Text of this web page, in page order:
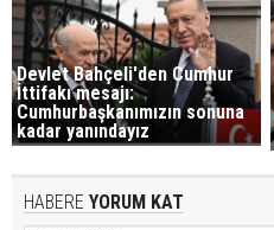
Devlet Bahçeli'den Cumhur
İttifakı mesajı:
Cumhurbaşkanımızın sonuna
kadar yanındayız
HABERE YORUM KAT